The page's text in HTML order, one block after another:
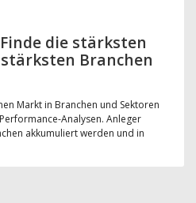
die stärksten
Branchen
Markt in Branchen und Sektoren
Analysen. Anleger
akkumuliert werden und in